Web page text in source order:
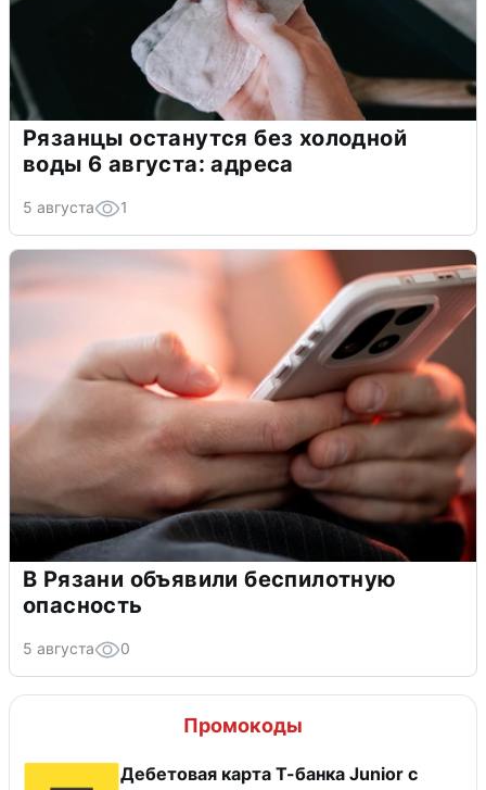
Рязанцы останутся без холодной
воды 6 августа: адреса
5 августа 1
В Рязани объявили беспилотную
опасность
5 августа 0
Промокоды
Дебетовая карта Т-банка Junior с